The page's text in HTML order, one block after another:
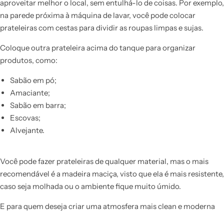
aproveitar melhor o local, sem entulhá-lo de coisas. Por exemplo,
na parede próxima à máquina de lavar, você pode colocar
prateleiras com cestas para dividir as roupas limpas e sujas.
Coloque outra prateleira acima do tanque para organizar
produtos, como:
Sabão em pó;
Amaciante;
Sabão em barra;
Escovas;
Alvejante.
Você pode fazer prateleiras de qualquer material, mas o mais
recomendável é a madeira maciça, visto que ela é mais resistente,
caso seja molhada ou o ambiente fique muito úmido.
E para quem deseja criar uma atmosfera mais clean e moderna